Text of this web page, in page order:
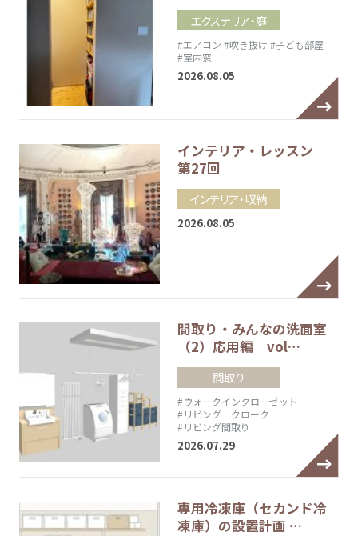
エクステリア・庭
#エアコン #吹き抜け #子ども部屋
#室内窓
2026.08.05
インテリア・レッスン
第27回
インテリア・収納
2026.08.05
間取り・みんなの洗面室
（2）応用編 vol…
間取り
#ウォークインクローゼット
#リビング クローク
#リビング間取り
2026.07.29
専用冷凍庫（セカンド冷
凍庫）の設置計画 …